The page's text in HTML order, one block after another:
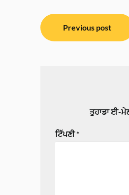
ਸੰਪਾਦਨਾ
ਨੈਵੀਗੇਸ਼ਨ
Previous post
ਤੁਹਾਡਾ ਈ-
ਟਿੱਪਣੀ*